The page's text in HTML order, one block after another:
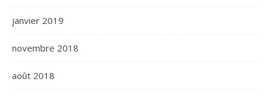
janvier 2019
novembre 2018
août 2018